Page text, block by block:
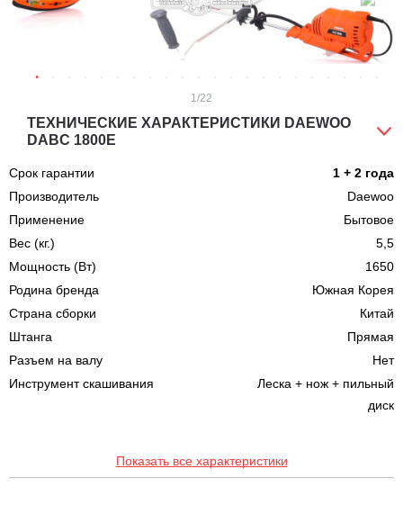
1 /22
ТЕХНИЧЕСКИЕ ХАРАКТЕРИСТИКИ DAEWOO
DABC 1800E
Срок гарантии
1 + 2 года
Производитель
Daewoo
Применение
Бытовое
Вес (кг.)
5,5
Мощность (Вт)
1650
Родина бренда
Южная Корея
Страна сборки
Китай
Штанга
Прямая
Разъем на валу
Нет
Инструмент скашивания
Леска + нож + пильный
диск
Показать все характеристики